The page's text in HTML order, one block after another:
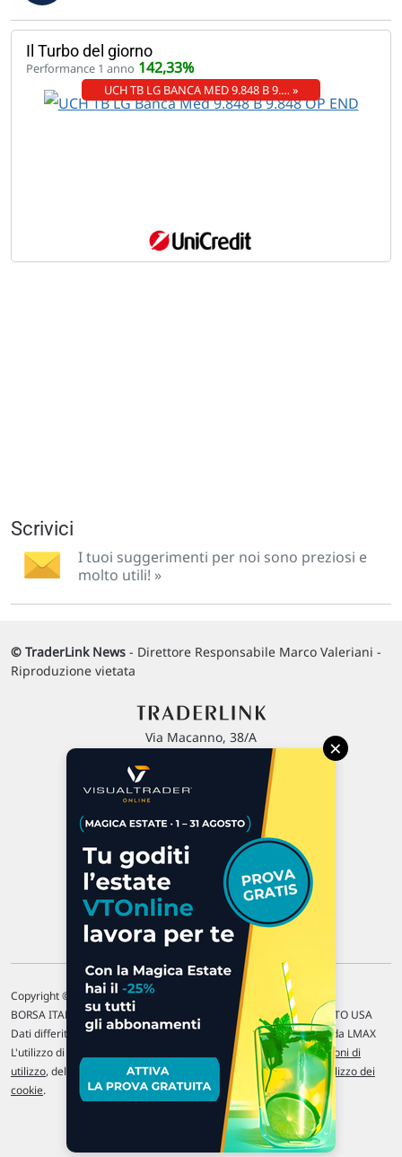
Il Turbo del giorno
Performance 1 anno 142,33%
UCH TB LG BANCA MED 9.848 B 9.… »
Scrivici
I tuoi suggerimenti per noi sono preziosi e
molto utili! »
© TraderLink News - Direttore Responsabile Marco Valeriani -
Riproduzione vietata
Via Macanno, 38/A
P.IVA 02 452 460 401
Chi siamo
Commenti e segnalazioni
Contattaci
Copyright © 1996-2026 Traderlink Italia s.r.l.
BORSA ITALIANA Quotazioni di borsa differite di 15 min. / MERCATO USA
Dati differiti di 15 min. (fonte Intrinio) / FOREX Quotazioni fornite da LMAX
L'utilizzo di questo sito implica l'accettazione delle nostre Condizioni di
utilizzo, del Disclaimer MAR, delle Politiche sulla privacye dell' Utilizzo dei
cookie.
×